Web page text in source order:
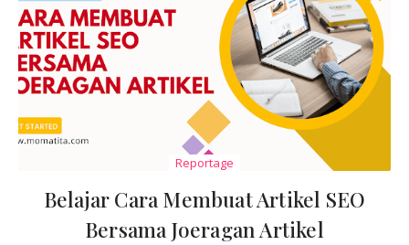
Reportage
Belajar Cara Membuat Artikel SEO
Bersama Joeragan Artikel